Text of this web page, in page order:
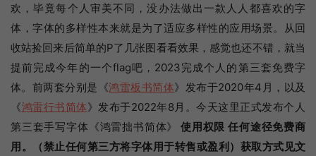
欢，毕竟每个人审美不同，没办法做出一款人人都喜欢的字
体，字体的多样性本来就是为了适应多样性的应用场景。从回
收站捡回来后简单的P了几张图看看效果，感觉也还不错，就当
提前完成今年的一个flag吧，2023完成个人的第三套免费字
体。前两套分别是《鸿雷板书简体》发布于2020年4月，以及
《鸿雷行书简体》发布于2022年8月。今天这里正式发布个人
第三套手写字体《鸿雷拙书简体》
使用权限任何途径免费商
用。
（禁止任何第三方将字体用于转售或盈利） 获取方式见文